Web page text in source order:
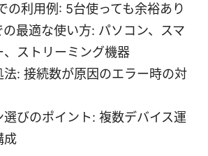
の利用例: 5台使っても余裕あり
最適な使い方: パソコン、スマ
、ストリーミング機器
法: 接続数が原因のエラー時の対
びのポイント: 複数デバイス運
成